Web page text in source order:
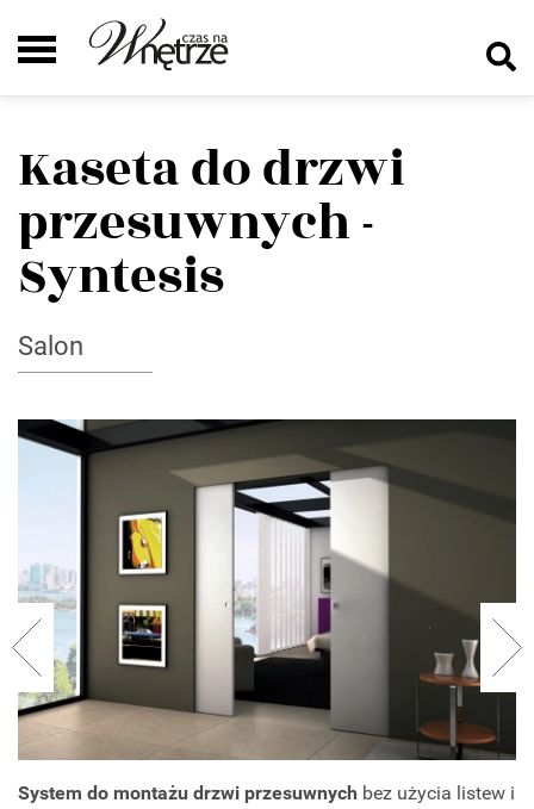
Kaseta do drzwi
przesuwnych -
Syntesis
Salon
System do montażu drzwi przesuwnych bez użycia listew i